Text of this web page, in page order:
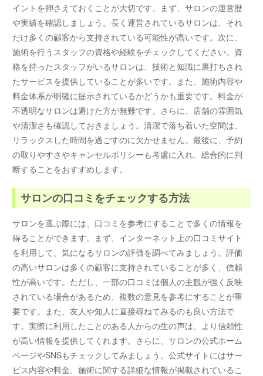
イントを押さえておくことが大切です。まず、サロンの運営歴
や実績を確認しましょう。長く運営されているサロンは、それ
だけ多くの顧客から支持されている可能性が高いです。次に、
施術を行うスタッフの資格や経験をチェックしてください。資
格を持ったスタッフがいるサロンは、技術と知識に裏打ちされ
たサービスを提供していることが多いです。また、施術内容や
料金体系が明確に提示されているかどうかも重要です。料金が
不透明なサロンは避けた方が無難です。さらに、店舗の雰囲気
や清潔さも確認しておきましょう。清潔で落ち着いた空間は、
リラックスした時間を過ごすのに欠かせません。最後に、予約
の取りやすさやキャンセルポリシーも考慮に入れ、総合的に判
断することをおすすめします。
サロンの口コミをチェックする方法
サロンを選ぶ際には、口コミを参考にすることで多くの情報を
得ることができます。まず、インターネット上の口コミサイト
を利用して、気になるサロンの評価を調べてみましょう。評価
の高いサロンは多くの顧客に支持されていることが多く、信頼
性が高いです。ただし、一部の口コミは個人の主観が強く反映
されている場合があるため、複数の意見を参考にすることが重
要です。また、友人や知人に直接尋ねてみるのも良い方法で
す。実際に利用したことのある人からの生の声は、より信頼性
が高い情報を提供してくれます。さらに、サロンの公式ホーム
ページやSNSもチェックしてみましょう。公式サイトにはサー
ビス内容や料金、施術に関する詳細な情報が掲載されているこ